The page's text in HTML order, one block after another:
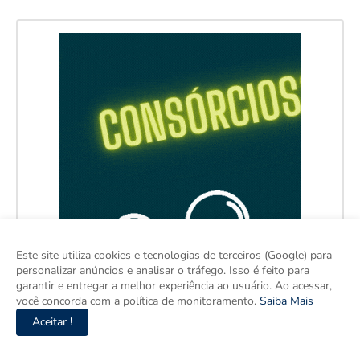
Este site utiliza cookies e tecnologias de terceiros (Google) para
personalizar anúncios e analisar o tráfego. Isso é feito para
garantir e entregar a melhor experiência ao usuário. Ao acessar,
você concorda com a política de monitoramento. Saiba Mais
Aceitar !